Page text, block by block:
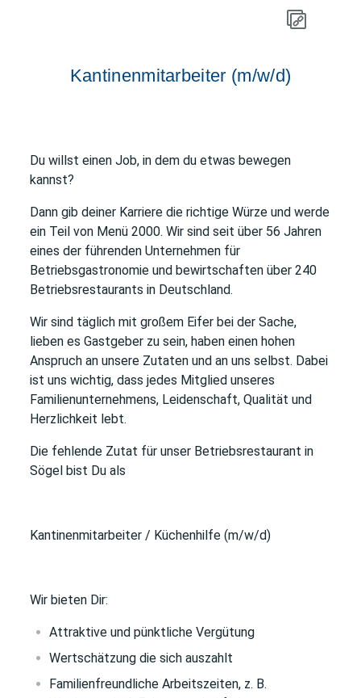
Kantinenmitarbeiter (m/w/d)
Du willst einen Job, in dem du etwas bewegen
kannst?
Dann gib deiner Karriere die richtige Würze und werde
ein Teil von Menü 2000. Wir sind seit über 56 Jahren
eines der führenden Unternehmen für
Betriebsgastronomie und bewirtschaften über 240
Betriebsrestaurants in Deutschland.
Wir sind täglich mit großem Eifer bei der Sache,
lieben es Gastgeber zu sein, haben einen hohen
Anspruch an unsere Zutaten und an uns selbst. Dabei
ist uns wichtig, dass jedes Mitglied unseres
Familienunternehmens, Leidenschaft, Qualität und
Herzlichkeit lebt.
Die fehlende Zutat für unser Betriebsrestaurant in
Sögelbist Du als
Kantinenmitarbeiter / Küchenhilfe (m/w/d)
Wir bieten Dir:
Attraktive und pünktliche Vergütung
Wertschätzung die sich auszahlt
Familienfreundliche Arbeitszeiten, z. B.